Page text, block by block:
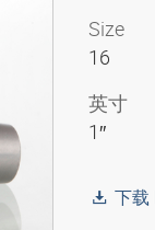
Size
16
英寸
1″
下载